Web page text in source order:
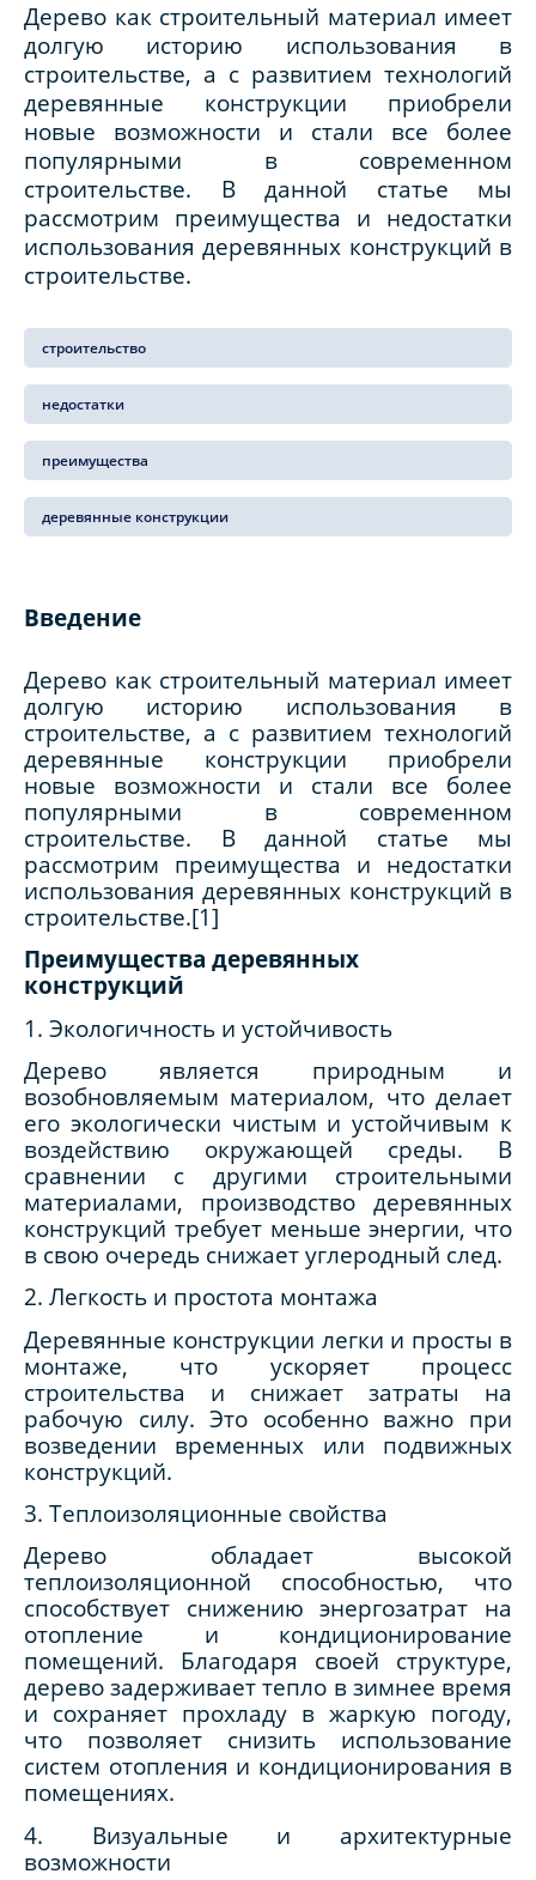
Дерево как строительный материал имеет
долгую историю использования в
строительстве, а с развитием технологий
деревянные конструкции приобрели
новые возможности и стали все более
популярными в современном
строительстве. В данной статье мы
рассмотрим преимущества и недостатки
использования деревянных конструкций в
строительстве.
строительство
недостатки
преимущества
деревянные конструкции
Введение
Дерево как строительный материал имеет
долгую историю использования в
строительстве, а с развитием технологий
деревянные конструкции приобрели
новые возможности и стали все более
популярными в современном
строительстве. В данной статье мы
рассмотрим преимущества и недостатки
использования деревянных конструкций в
строительстве.[1]
Преимущества деревянных
конструкций
1. Экологичность и устойчивость
Дерево является природным и
возобновляемым материалом, что делает
его экологически чистым и устойчивым к
воздействию окружающей среды. В
сравнении с другими строительными
материалами, производство деревянных
конструкций требует меньше энергии, что
в свою очередь снижает углеродный след.
2. Легкость и простота монтажа
Деревянные конструкции легки и просты в
монтаже, что ускоряет процесс
строительства и снижает затраты на
рабочую силу. Это особенно важно при
возведении временных или подвижных
конструкций.
3. Теплоизоляционные свойства
Дерево обладает высокой
теплоизоляционной способностью, что
способствует снижению энергозатрат на
отопление и кондиционирование
помещений. Благодаря своей структуре,
дерево задерживает тепло в зимнее время
и сохраняет прохладу в жаркую погоду,
что позволяет снизить использование
систем отопления и кондиционирования в
помещениях.
4. Визуальные и архитектурные
возможности